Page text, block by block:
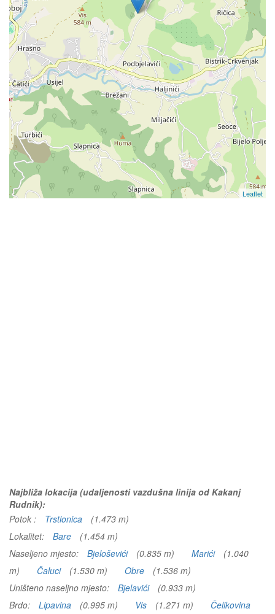
Leaflet
Najbliža lokacija (udaljenosti vazdušna linija od Kakanj
Rudnik):
Potok :
Trstionica
(1.473 m)
Lokalitet:
Bare
(1.454 m)
Naseljeno mjesto:
Bjeloševići (0.835 m) Marići
(1.040
m)
Čaluci (1.530 m) Obre
(1.536 m)
Uništeno naseljno mjesto:
Bjelavići
(0.933 m)
Brdo:
Lipavina (0.995 m) Vis (1.271 m)
Čelikovina